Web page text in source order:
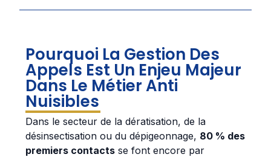
Pourquoi La Gestion Des
Appels Est Un Enjeu Majeur
Dans Le Métier Anti
Nuisibles
Dans le secteur de la dératisation, de la
désinsectisation ou du dépigeonnage, 80 % des
premiers contacts se font encore par